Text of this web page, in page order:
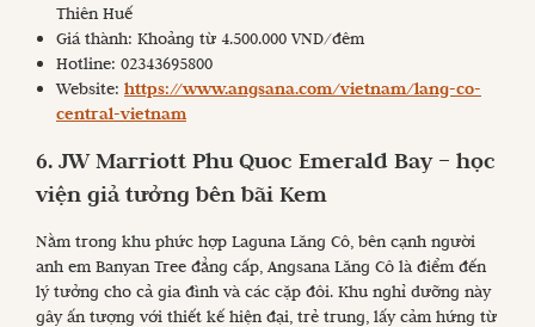
Thiên Huế
Giá thành: Khoảng từ 4.500.000 VND/đêm
Hotline: 02343695800
Website: https://www.angsana.com/vietnam/lang-co-
central-vietnam
6. JW Marriott Phu Quoc Emerald Bay – học
viện giả tưởng bên bãi Kem
Nằm trong khu phức hợp Laguna Lăng Cô, bên cạnh người
anh em Banyan Tree đẳng cấp, Angsana Lăng Cô là điểm đến
lý tưởng cho cả gia đình và các cặp đôi. Khu nghỉ dưỡng này
gây ấn tượng với thiết kế hiện đại, trẻ trung, lấy cảm hứng từ